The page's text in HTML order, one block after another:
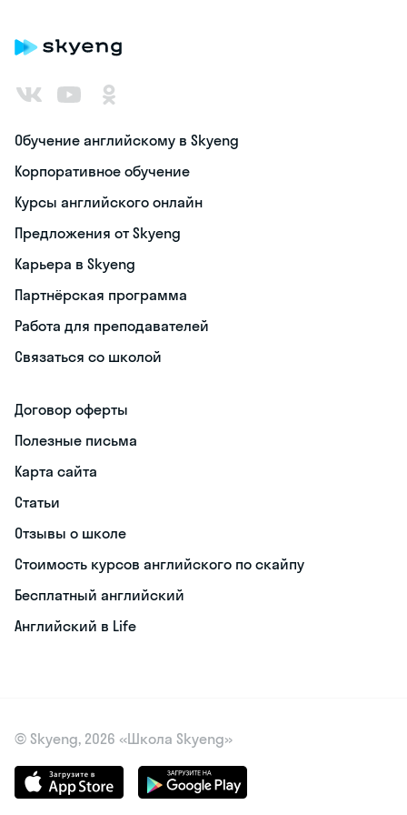
Обучение английскому в Skyeng
Корпоративное обучение
Курсы английского онлайн
Предложения от Skyeng
Карьера в Skyeng
Партнёрская программа
Работа для преподавателей
Связаться со школой
Договор оферты
Полезные письма
Карта сайта
Статьи
Отзывы о школе
Стоимость курсов английского по скайпу
Бесплатный английский
Английский в Life
© Skyeng, 2026 «Школа Skyeng»